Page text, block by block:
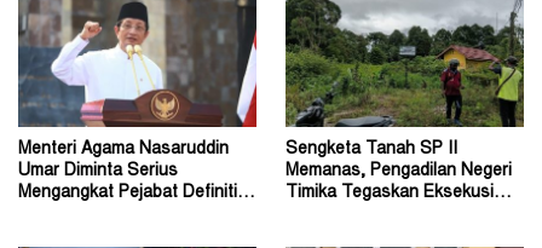
Menteri Agama Nasaruddin
Umar Diminta Serius
Mengangkat Pejabat Definitif
Sengketa Tanah SP II
Memanas, Pengadilan Negeri
Timika Tegaskan Eksekusi